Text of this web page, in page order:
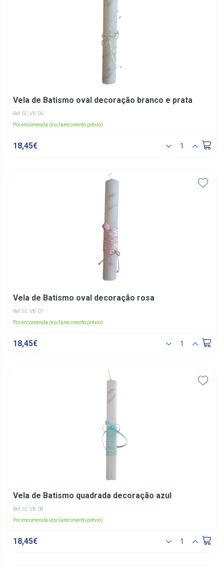
Vela de Batismo oval decoração branco e prata
Ref: SC.VB.06
Por encomenda (esclarecimento prévio)
18,45€
Vela de Batismo oval decoração rosa
Ref: SC.VB.07
Por encomenda (esclarecimento prévio)
18,45€
Vela de Batismo quadrada decoração azul
Ref: SC.VB.08
Por encomenda (esclarecimento prévio)
18,45€